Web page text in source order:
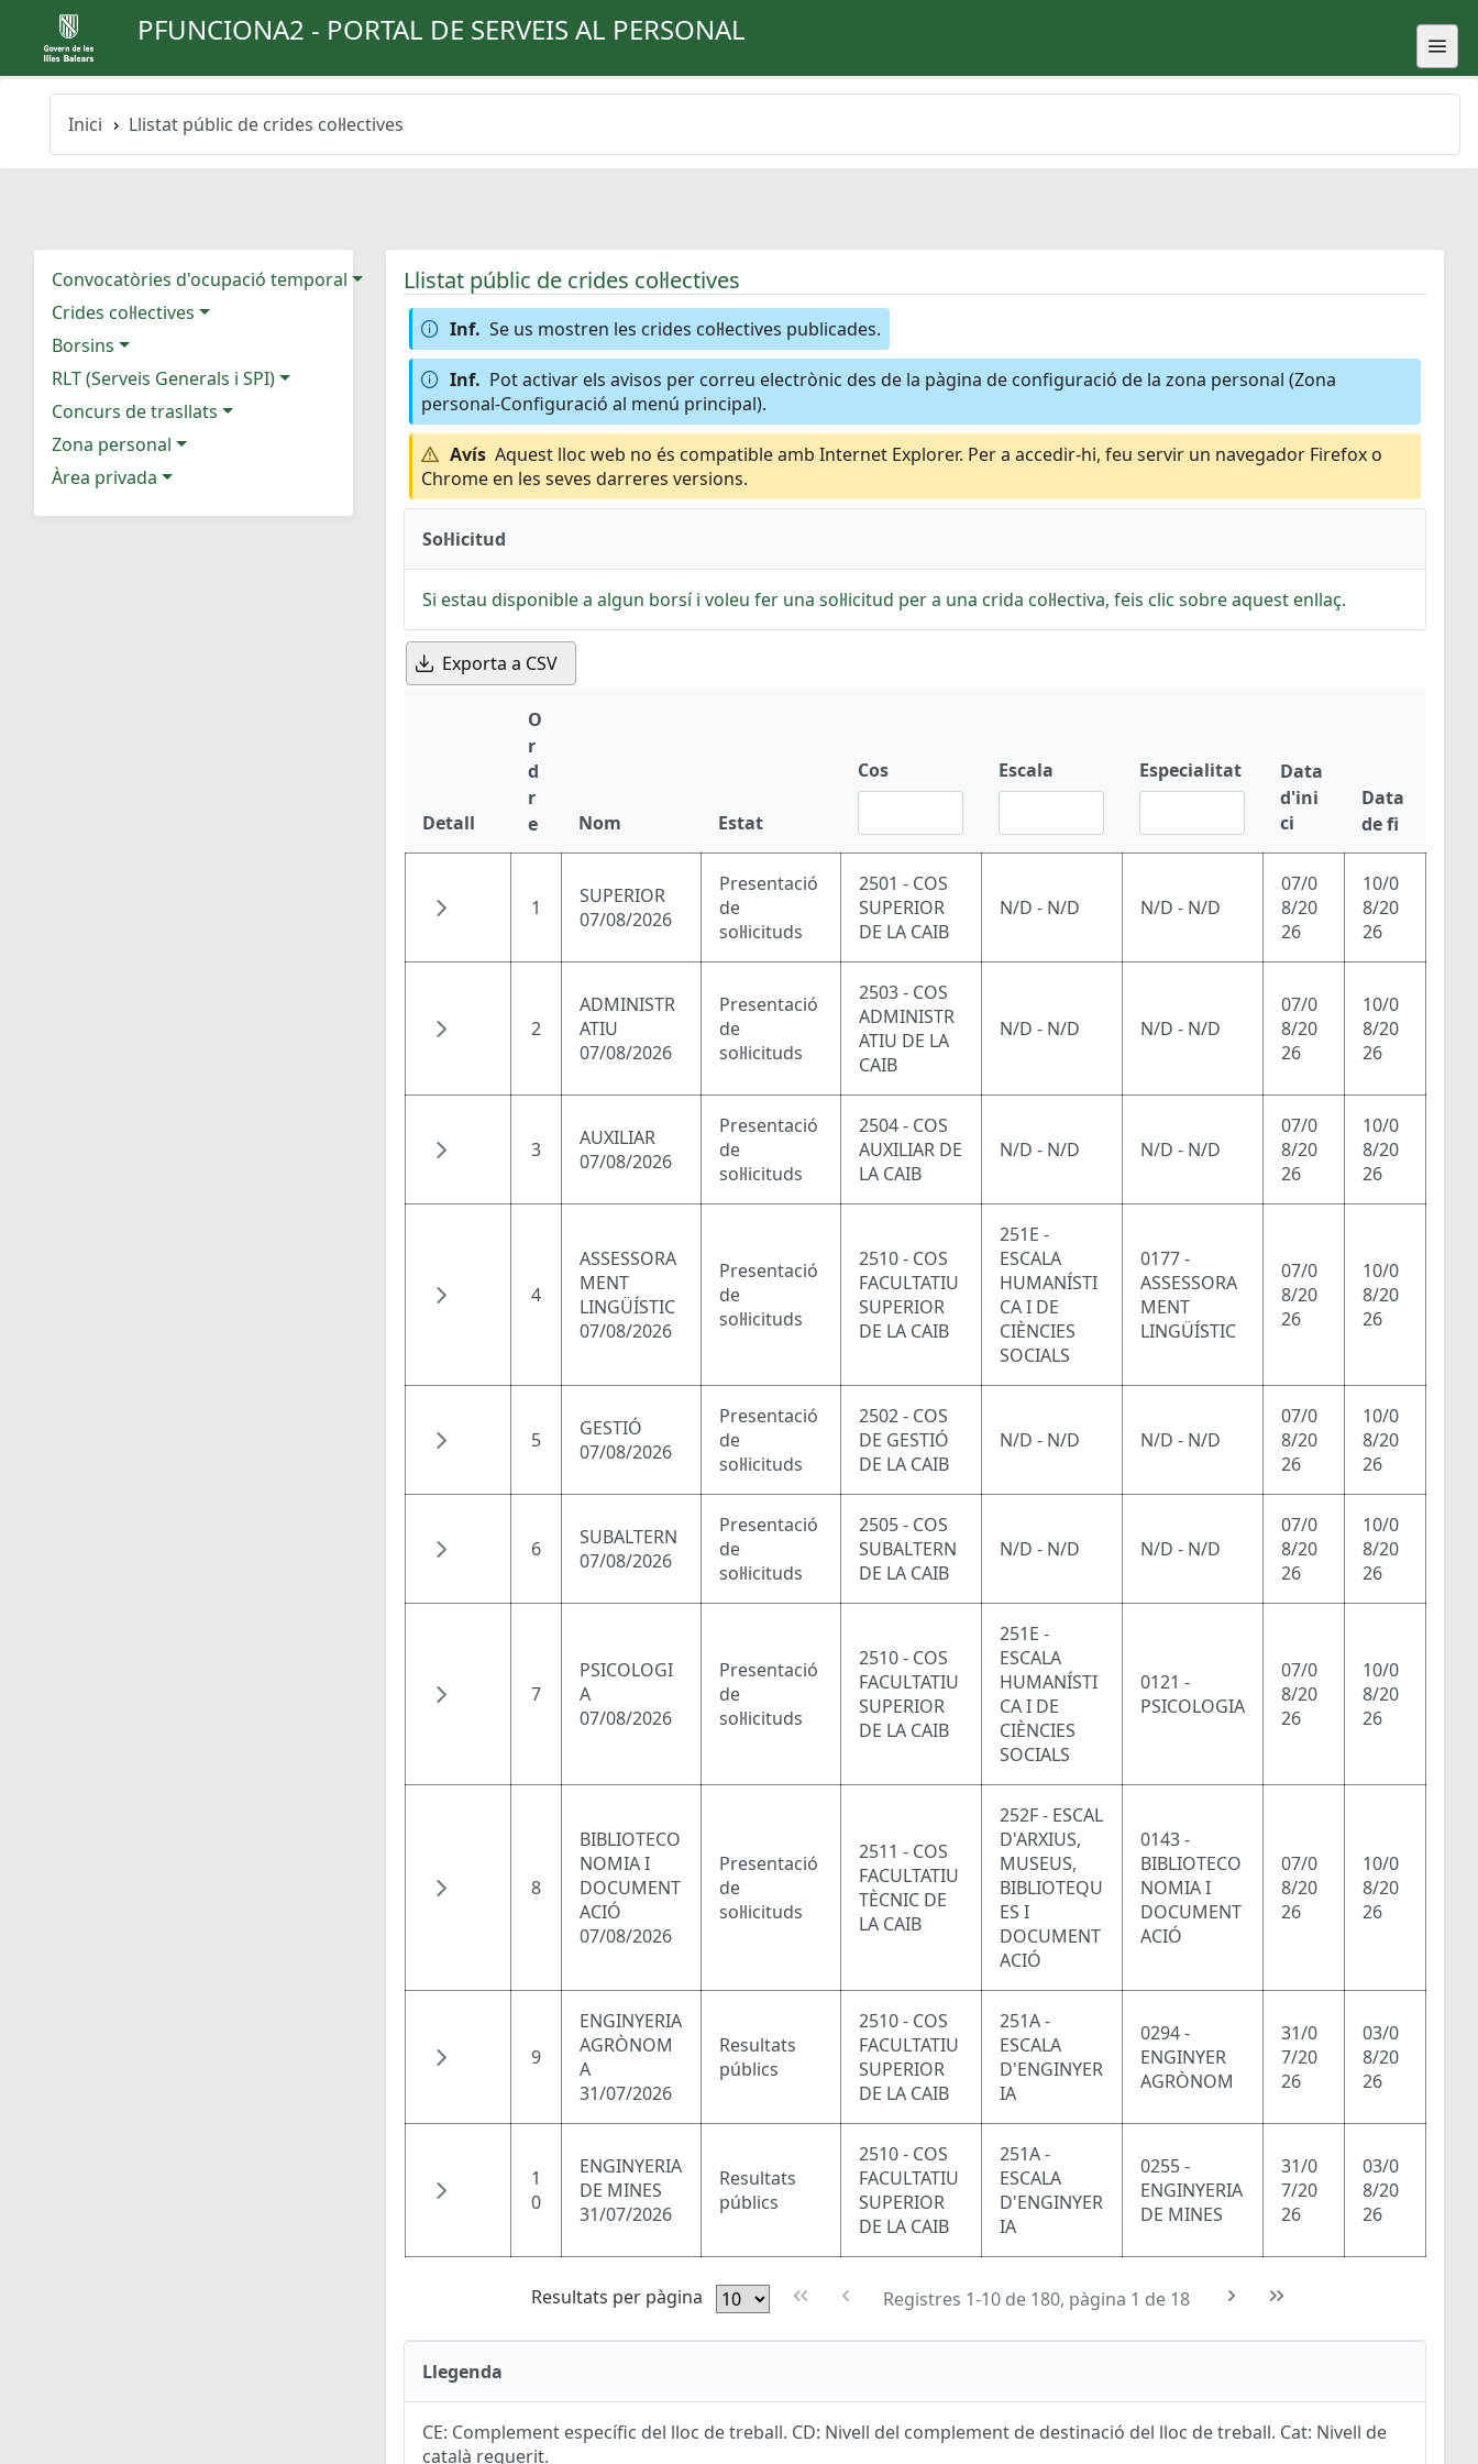
PFUNCIONA2 - PORTAL DE SERVEIS AL PERSONAL
Inici Llistat públic de crides col·lectives
Convocatòries d'ocupació temporal
Crides col·lectives
Borsins
RLT (Serveis Generals i SPI)
Concurs de trasllats
Zona personal
Àrea privada
Llistat públic de crides col·lectives
Inf. Se us mostren les crides col·lectives publicades.
Inf. Pot activar els avisos per correu electrònic des de la pàgina de configuració de la zona personal (Zona
personal-Configuració al menú principal).
Avís Aquest lloc web no és compatible amb Internet Explorer. Per a accedir-hi, feu servir un navegador Firefox o
Chrome en les seves darreres versions.
Sol·licitud
Si estau disponible a algun borsí i voleu fer una sol·licitud per a una crida col·lectiva, feis clic sobre aquest enllaç.
Exporta a CSV
Detall
O
r
d
r
e
Nom Estat
Cos Escala Especialitat
Data
d'ini
ci
Data
de fi
1
SUPERIOR
07/08/2026
Presentació
de
sol·licituds
2501 - COS
SUPERIOR
DE LA CAIB
N/D - N/D N/D - N/D
07/0
8/20
26
10/0
8/20
26
2
ADMINISTR
ATIU
07/08/2026
Presentació
de
sol·licituds
2503 - COS
ADMINISTR
ATIU DE LA
CAIB
N/D - N/D N/D - N/D
07/0
8/20
26
10/0
8/20
26
3
AUXILIAR
07/08/2026
Presentació
de
sol·licituds
2504 - COS
AUXILIAR DE
LA CAIB
N/D - N/D N/D - N/D
07/0
8/20
26
10/0
8/20
26
4
ASSESSORA
MENT
LINGÜÍSTIC
07/08/2026
Presentació
de
sol·licituds
2510 - COS
FACULTATIU
SUPERIOR
DE LA CAIB
251E -
ESCALA
HUMANÍSTI
CA I DE
CIÈNCIES
SOCIALS
0177 -
ASSESSORA
MENT
LINGÜÍSTIC
07/0
8/20
26
10/0
8/20
26
5
GESTIÓ
07/08/2026
Presentació
de
sol·licituds
2502 - COS
DE GESTIÓ
DE LA CAIB
N/D - N/D N/D - N/D
07/0
8/20
26
10/0
8/20
26
6
SUBALTERN
07/08/2026
Presentació
de
sol·licituds
2505 - COS
SUBALTERN
DE LA CAIB
N/D - N/D N/D - N/D
07/0
8/20
26
10/0
8/20
26
7
PSICOLOGI
A
07/08/2026
Presentació
de
sol·licituds
2510 - COS
FACULTATIU
SUPERIOR
DE LA CAIB
251E -
ESCALA
HUMANÍSTI
CA I DE
CIÈNCIES
SOCIALS
0121 -
PSICOLOGIA
07/0
8/20
26
10/0
8/20
26
8
BIBLIOTECO
NOMIA I
DOCUMENT
ACIÓ
07/08/2026
Presentació
de
sol·licituds
2511 - COS
FACULTATIU
TÈCNIC DE
LA CAIB
252F - ESCAL
D'ARXIUS,
MUSEUS,
BIBLIOTEQU
ES I
DOCUMENT
ACIÓ
0143 -
BIBLIOTECO
NOMIA I
DOCUMENT
ACIÓ
07/0
8/20
26
10/0
8/20
26
9
ENGINYERIA
AGRÒNOM
A
31/07/2026
Resultats
públics
2510 - COS
FACULTATIU
SUPERIOR
DE LA CAIB
251A -
ESCALA
D'ENGINYER
IA
0294 -
ENGINYER
AGRÒNOM
31/0
7/20
26
03/0
8/20
26
1
0
ENGINYERIA
DE MINES
31/07/2026
Resultats
públics
2510 - COS
FACULTATIU
SUPERIOR
DE LA CAIB
251A -
ESCALA
D'ENGINYER
IA
0255 -
ENGINYERIA
DE MINES
31/0
7/20
26
03/0
8/20
26
Resultats per pàgina Registres 1-10 de 180, pàgina 1 de 18
Llegenda
CE: Complement específic del lloc de treball. CD: Nivell del complement de destinació del lloc de treball. Cat: Nivell de
català requerit.